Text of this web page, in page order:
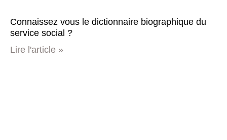
Connaissez vous le dictionnaire biographique du
service social ?
Lire l'article »